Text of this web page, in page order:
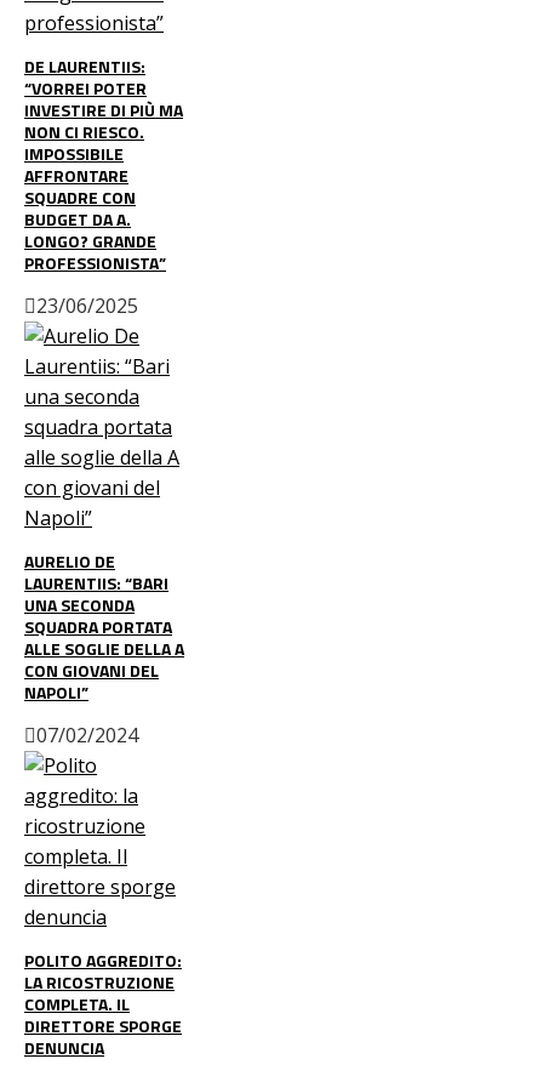
DE LAURENTIIS:
“VORREI POTER
INVESTIRE DI PIÙ MA
NON CI RIESCO.
IMPOSSIBILE
AFFRONTARE
SQUADRE CON
BUDGET DA A.
LONGO? GRANDE
PROFESSIONISTA”
23/06/2025
AURELIO DE
LAURENTIIS: “BARI
UNA SECONDA
SQUADRA PORTATA
ALLE SOGLIE DELLA A
CON GIOVANI DEL
NAPOLI”
07/02/2024
POLITO AGGREDITO:
LA RICOSTRUZIONE
COMPLETA. IL
DIRETTORE SPORGE
DENUNCIA